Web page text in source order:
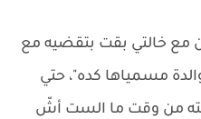
مع خالتي بقت بتقضيه مع
مسمياها كده"، حتي
من وقت ما الست أشّ